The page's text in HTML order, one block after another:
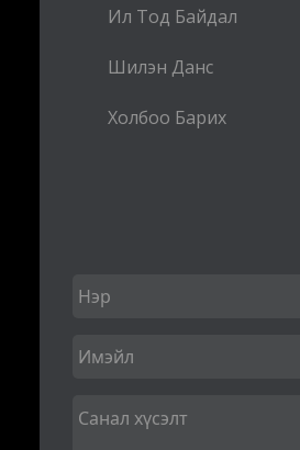
Ил Тод Байдал
Шилэн Данс
Холбоо Барих